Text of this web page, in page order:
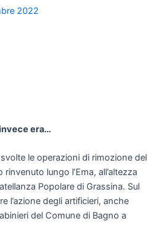
2022
era…
le operazioni di rimozione del
lungo l’Ema, all’altezza
Popolare di Grassina. Sul
l’azione degli artificieri, anche
del Comune di Bagno a